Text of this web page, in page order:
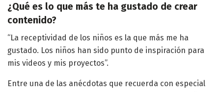
¿Qué es lo que más te ha gustado de crear
contenido?
“La receptividad de los niños es la que más me ha
gustado. Los niños han sido punto de inspiración para
mis videos y mis proyectos”.
Entre una de las anécdotas que recuerda con especial